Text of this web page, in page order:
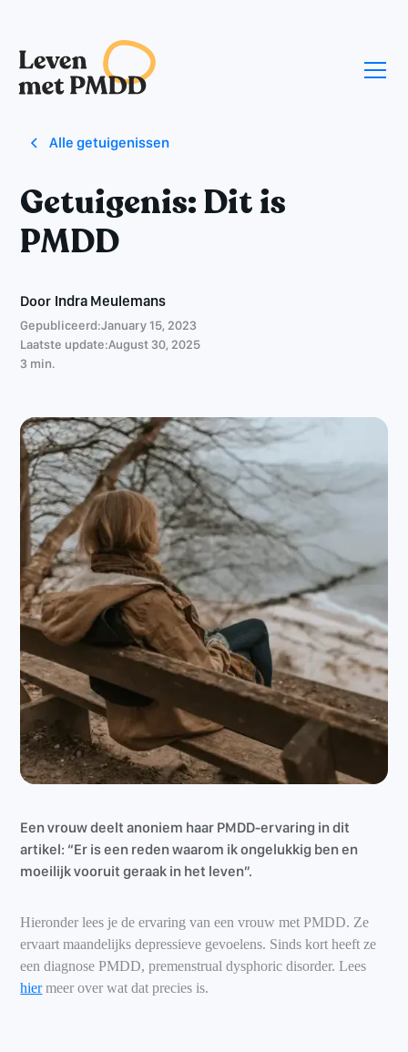
Alle getuigenissen
Getuigenis: Dit is
PMDD
Door Indra Meulemans
Gepubliceerd:January 15, 2023
Laatste update:August 30, 2025
3 min.
Een vrouw deelt anoniem haar PMDD-ervaring in dit
artikel: “Er is een reden waarom ik ongelukkig ben en
moeilijk vooruit geraak in het leven”.
Hieronder lees je de ervaring van een vrouw met PMDD. Ze
ervaart maandelijks depressieve gevoelens. Sinds kort heeft ze
een diagnose PMDD, premenstrual dysphoric disorder. Lees
hiermeer over wat dat precies is.